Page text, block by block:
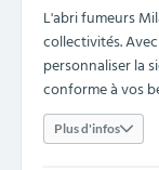
L'abri fumeurs
collectivités.
personnaliser la
conforme à vos
Plus d'infos